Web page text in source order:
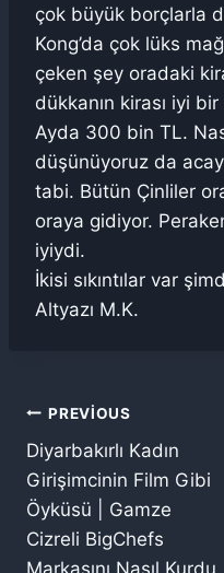
çok büyük borçlarla
Kong’da çok lüks
çeken şey oradaki
dükkanın kirası iyi
Ayda 300 bin TL.
düşünüyoruz da
tabi. Bütün Çinliler
oraya gidiyor.
iyiydi.
İkisi sıkıntılar var
Altyazı M.K.
Yazı
gezinmesi
PREVIOUS
Diyarbakırlı Kadın
Girişimcinin Film Gibi
Öyküsü | Gamze
Cizreli BigChefs